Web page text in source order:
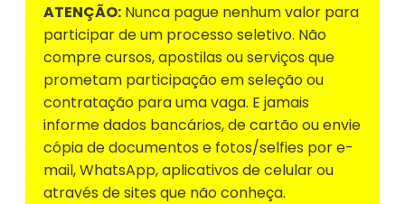
ATENÇÃO: Nunca pague nenhum valor para
participar de um processo seletivo. Não
compre cursos, apostilas ou serviços que
prometam participação em seleção ou
contratação para uma vaga. E jamais
informe dados bancários, de cartão ou envie
cópia de documentos e fotos/selfies por e-
mail, WhatsApp, aplicativos de celular ou
através de sites que não conheça.